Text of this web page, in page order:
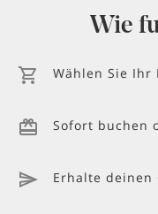
Wie
Wählen Sie Ihr
Sofort buchen
Erhalte deinen